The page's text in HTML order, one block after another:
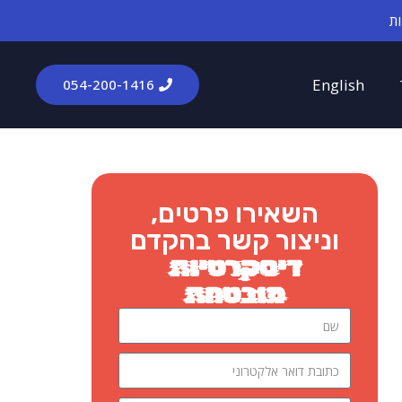
English
054-200-1416​
השאירו פרטים,
וניצור קשר בהקדם
דיסקרטיות
מובטחת